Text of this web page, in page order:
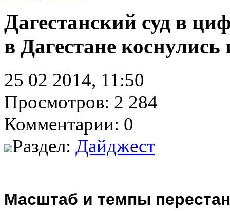
Дагестанский суд в
в Дагестане коснулись
25 02 2014, 11:50
Просмотров: 2 284
Комментарии: 0
Раздел: Дайджест
Масштаб и темпы